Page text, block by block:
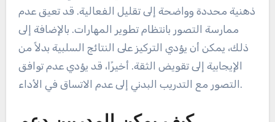
ذهنية محددة وواضحة إلى تقليل الفعالية. قد تعيق عدم
ممارسة التصور بانتظام تطوير المهارات. بالإضافة إلى
ذلك، يمكن أن يؤدي التركيز على النتائج السلبية بدلاً من
الإيجابية إلى تقويض الثقة. أخيرًا، قد يؤدي عدم توافق
التصور مع التدريب البدني إلى عدم الاتساق في الأداء.